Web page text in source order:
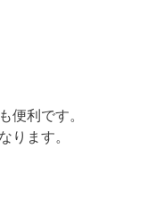
便利です。
ります。